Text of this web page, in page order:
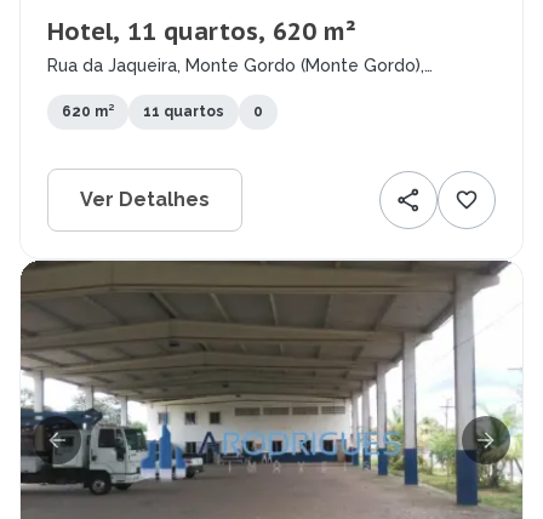
Hotel, 11 quartos, 620 m²
Rua da Jaqueira, Monte Gordo (Monte Gordo),
620 m² 11 quartos 0
Ver Detalhes